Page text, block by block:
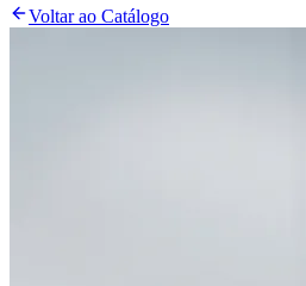
Voltar ao Catálogo